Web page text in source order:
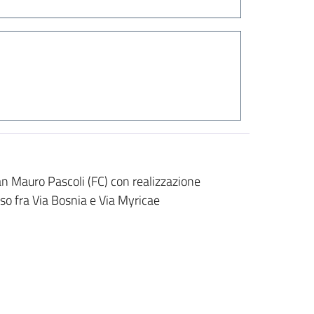
Mauro Pascoli (FC) con realizzazione
fra Via Bosnia e Via Myricae